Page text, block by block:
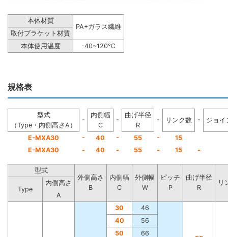
本体材質
PA+ガラス繊維
取付ブラケット材質
本体使用温度
-40~120℃
規格表
型式
（Type・内側高さA）
-
内側幅
C
-
曲げ半径
R
- リンク数 - ジョイ
E-MXA30 - 40 - 55 -
15
E-MXA30
- 40 - 55 - 15 -
型式
外側高さ
B
内側幅
C
外側幅
W
ピッチ
P
曲げ半径
R
リ
Type
内側高さ
A
30 46
40
56
50
66